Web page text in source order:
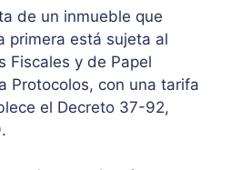
de un inmueble que
primera está sujeta al
Fiscales y de Papel
Protocolos, con una tarifa
el Decreto 37-92,